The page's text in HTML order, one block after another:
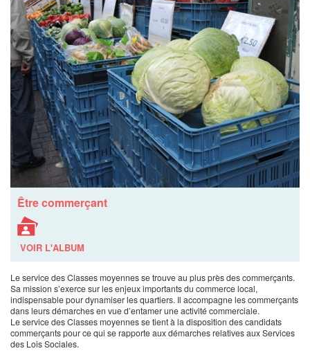
Être commerçant
VOIR L'ALBUM
Le service des Classes moyennes se trouve au plus près des commerçants.
Sa mission s’exerce sur les enjeux importants du commerce local,
indispensable pour dynamiser les quartiers. Il accompagne les commerçants
dans leurs démarches en vue d’entamer une activité commerciale.
Le service des Classes moyennes se tient à la disposition des candidats
commerçants pour ce qui se rapporte aux démarches relatives aux Services
des Lois Sociales.